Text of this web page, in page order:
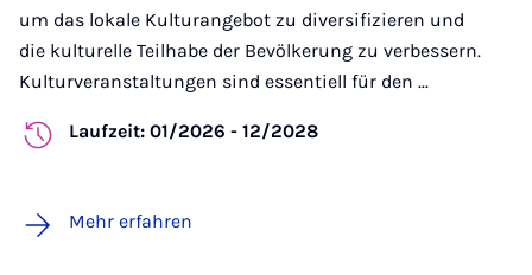
um das lokale Kulturangebot zu diversifizieren und
die kulturelle Teilhabe der Bevölkerung zu verbessern.
Kulturveranstaltungen sind essentiell für den ...
Laufzeit: 01/2026 - 12/2028
Mehr erfahren